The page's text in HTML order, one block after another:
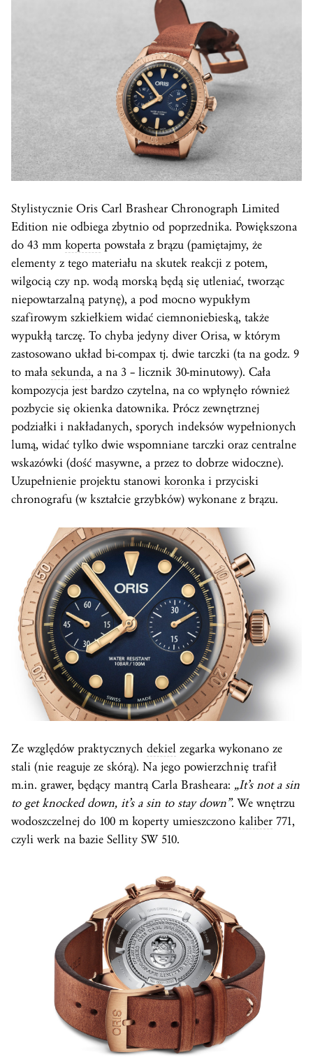
Stylistycznie Oris Carl Brashear Chronograph Limited
Edition nie odbiega zbytnio od poprzednika. Powiększona
do 43 mm koperta powstała z brązu (pamiętajmy, że
elementy z tego materiału na skutek reakcji z potem,
wilgocią czy np. wodą morską będą się utleniać, tworząc
niepowtarzalną patynę), a pod mocno wypukłym
szafirowym szkiełkiem widać ciemnoniebieską, także
wypukłą tarczę. To chyba jedyny diver Orisa, w którym
zastosowano układ bi-compax tj. dwie tarczki (ta na godz. 9
to mała sekunda, a na 3 – licznik 30-minutowy). Cała
kompozycja jest bardzo czytelna, na co wpłynęło również
pozbycie się okienka datownika. Prócz zewnętrznej
podziałki i nakładanych, sporych indeksów wypełnionych
lumą, widać tylko dwie wspomniane tarczki oraz centralne
wskazówki (dość masywne, a przez to dobrze widoczne).
Uzupełnienie projektu stanowi koronka i przyciski
chronografu (w kształcie grzybków) wykonane z brązu.
Ze względów praktycznych dekiel zegarka wykonano ze
stali (nie reaguje ze skórą). Na jego powierzchnię trafił
m.in. grawer, będący mantrą Carla Brasheara: „It’s not a sin
to get knocked down, it’s a sin to stay down”. We wnętrzu
wodoszczelnej do 100 m koperty umieszczono kaliber 771,
czyli werk na bazie Sellity SW 510.